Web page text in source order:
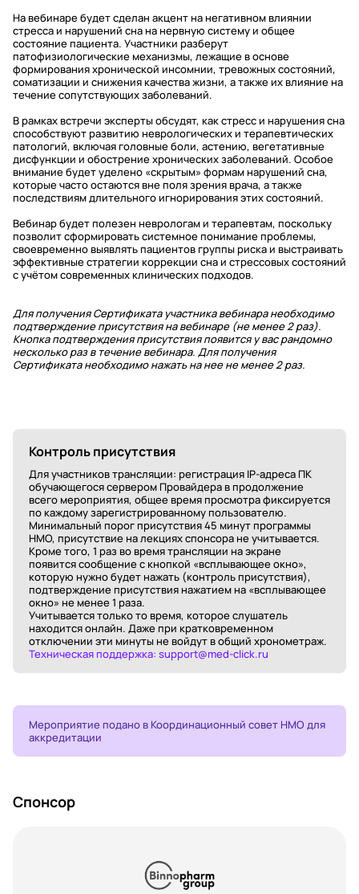
На вебинаре будет сделан акцент на негативном влиянии
стресса и нарушений сна на нервную систему и общее
состояние пациента. Участники разберут
патофизиологические механизмы, лежащие в основе
формирования хронической инсомнии, тревожных состояний,
соматизации и снижения качества жизни, а также их влияние на
течение сопутствующих заболеваний.
В рамках встречи эксперты обсудят, как стресс и нарушения сна
способствуют развитию неврологических и терапевтических
патологий, включая головные боли, астению, вегетативные
дисфункции и обострение хронических заболеваний. Особое
внимание будет уделено «скрытым» формам нарушений сна,
которые часто остаются вне поля зрения врача, а также
последствиям длительного игнорирования этих состояний.
Вебинар будет полезен неврологам и терапевтам, поскольку
позволит сформировать системное понимание проблемы,
своевременно выявлять пациентов группы риска и выстраивать
эффективные стратегии коррекции сна и стрессовых состояний
с учётом современных клинических подходов.
Для получения Сертификата участника вебинара необходимо
подтверждение присутствия на вебинаре (не менее 2 раз).
Кнопка подтверждения присутствия появится у вас рандомно
несколько раз в течение вебинара. Для получения
Сертификата необходимо нажать на нее не менее 2 раз.
Контроль присутствия
Для участников трансляции: регистрация IP-адреса ПК
обучающегося сервером Провайдера в продолжение
всего мероприятия, общее время просмотра фиксируется
по каждому зарегистрированному пользователю.
Минимальный порог присутствия 45 минут программы
НМО, присутствие на лекциях спонсора не учитывается.
Кроме того, 1 раз во время трансляции на экране
появится сообщение с кнопкой «всплывающее окно»,
которую нужно будет нажать (контроль присутствия),
подтверждение присутствия нажатием на «всплывающее
окно» не менее 1 раза.
Учитывается только то время, которое слушатель
находится онлайн. Даже при кратковременном
отключении эти минуты не войдут в общий хронометраж.
Техническая поддержка: support@med-click.ru
Мероприятие подано в Координационный совет НМО для
аккредитации
Спонсор